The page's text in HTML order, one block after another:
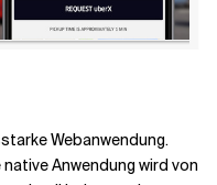
Webanwendung.
native Anwendung wird von